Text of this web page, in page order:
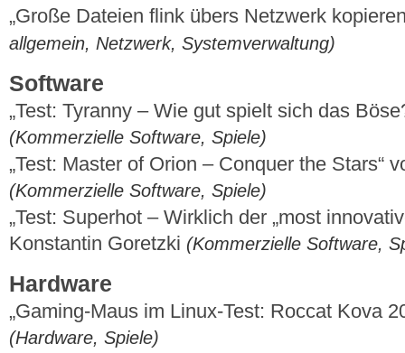
„Große Dateien flink übers Netzwerk
allgemein, Netzwerk, Systemverwaltung)
Software
„Test: Tyranny – Wie gut spielt sich das
(Kommerzielle Software, Spiele)
„Test: Master of Orion – Conquer the Stars“
(Kommerzielle Software, Spiele)
„Test: Superhot – Wirklich der „most
Konstantin Goretzki (Kommerzielle Software,
Hardware
„Gaming-Maus im Linux-Test: Roccat Kova
(Hardware, Spiele)